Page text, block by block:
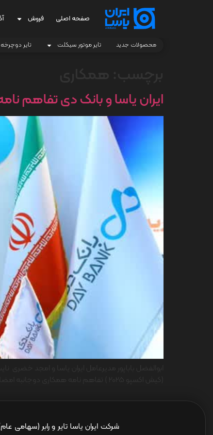
صفحه اصلی فروش
محصولات جدید تایر موتور سیکلت تایر دوچرخه
ایران یاسا و بانک دی تفاهم
شرکت ایران یاسا تایر و رابر (سهامی